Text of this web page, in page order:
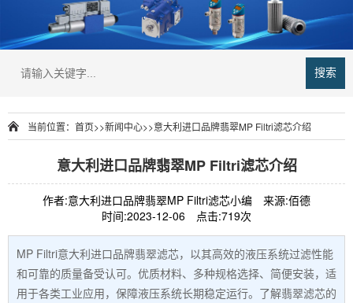
搜索
当前位置： 首页>>新闻中心>>意大利进口品牌翡翠MP Filtri滤芯介绍
意大利进口品牌翡翠MP Filtri滤芯介绍
作者:意大利进口品牌翡翠MP Filtri滤芯小编
来源:佰德
时间:2023-12-06
点击:719次
MP Filtri意大利进口品牌翡翠滤芯，以其高效的液压系统过滤性能
和可靠的质量备受认可。优质材料、多种规格选择、简便安装，适
用于各类工业应用，保障液压系统长期稳定运行。了解翡翠滤芯的